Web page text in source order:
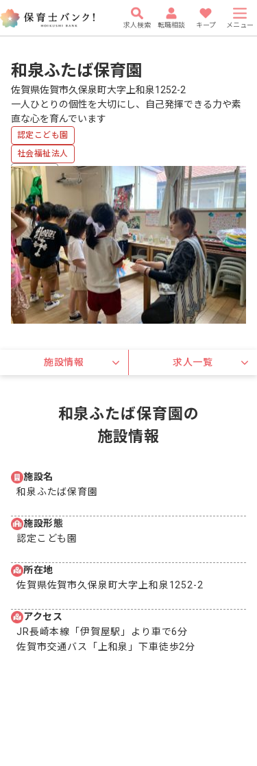
求人検索 転職相談 キープ メニュー
和泉ふたば保育園
佐賀県佐賀市久保泉町大字上和泉1252-2
一人ひとりの個性を大切にし、自己発揮できる力や素
直な心を育んでいます
認定こども園
社会福祉法人
車通勤可
有給
駅近5分以内
施設情報 求人一覧
和泉ふたば保育園の
施設情報
施設名
和泉ふたば保育園
施設形態
認定こども園
所在地
佐賀県佐賀市久保泉町大字上和泉1252-2
アクセス
JR長崎本線「伊賀屋駅」より車で6分
佐賀市交通バス「上和泉」下車徒歩2分